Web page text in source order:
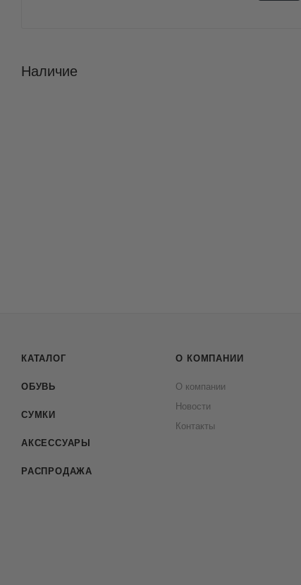
Наличие
КАТАЛОГ
ОБУВЬ
СУМКИ
АКСЕССУАРЫ
РАСПРОДАЖА
О КОМПАНИИ
О компании
Новости
Контакты